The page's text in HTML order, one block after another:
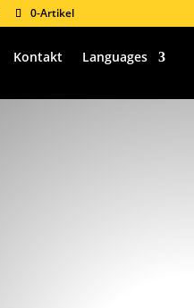
0-Artikel
Kontakt Languages